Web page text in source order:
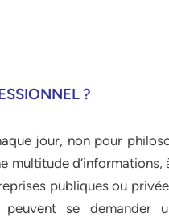
?
jour, non pour
multitude
publiques ou
se demander